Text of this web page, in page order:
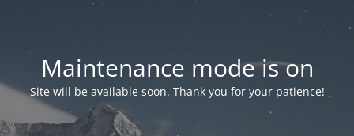
Maintenance mode is on
Site will be available soon. Thank you for your patience!